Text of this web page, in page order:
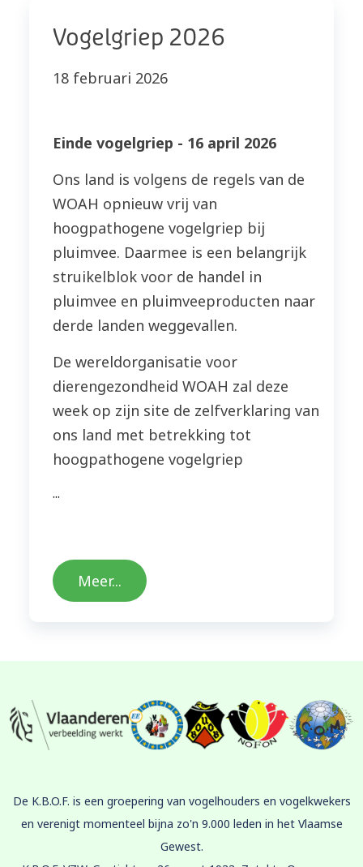
Vogelgriep 2026
18 februari 2026
Einde vogelgriep - 16 april 2026
Ons land is volgens de regels van de
WOAH opnieuw vrij van
hoogpathogene vogelgriep bij
pluimvee. Daarmee is een belangrijk
struikelblok voor de handel in
pluimvee en pluimveeproducten naar
derde landen weggevallen.
De wereldorganisatie voor
dierengezondheid WOAH zal deze
week op zijn site de zelfverklaring van
ons land met betrekking tot
hoogpathogene vogelgriep
...
Meer...
De K.B.O.F. is een groepering van vogelhouders en vogelkwekers
en verenigt momenteel bijna zo'n 9.000 leden in het Vlaamse
Gewest.